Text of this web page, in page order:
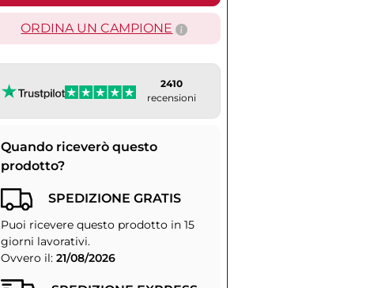
ORDINA UN CAMPIONE
2410
recensioni
Quando riceverò questo
prodotto?
SPEDIZIONE GRATIS
Puoi ricevere questo prodotto in 15
giorni lavorativi.
Ovvero il: 21/08/2026